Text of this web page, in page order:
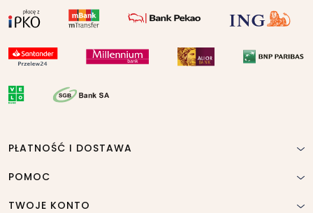
PŁATNOŚĆ I DOSTAWA
POMOC
TWOJE KONTO